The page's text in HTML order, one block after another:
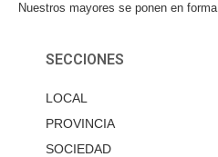
Nuestros mayores se ponen en forma
SECCIONES
LOCAL
PROVINCIA
SOCIEDAD